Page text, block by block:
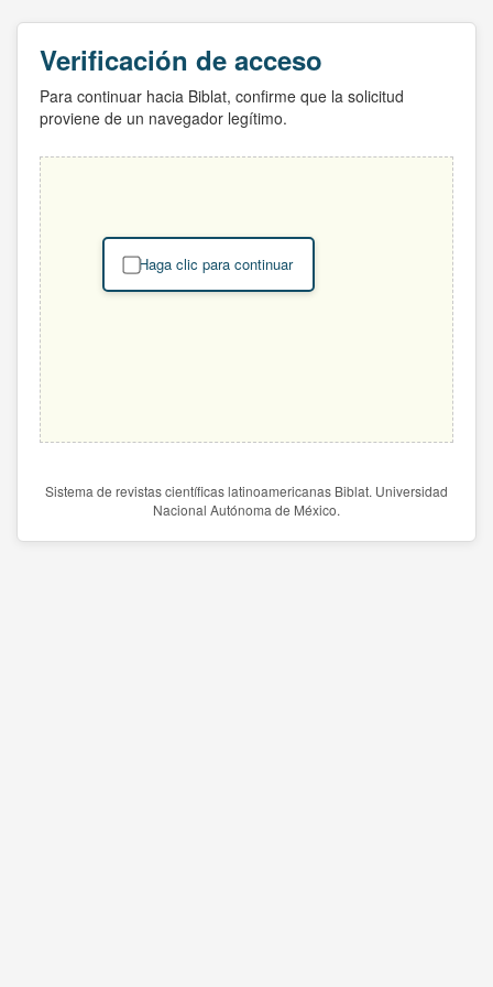
Verificación de acceso
Para continuar hacia Biblat, confirme que la solicitud
proviene de un navegador legítimo.
Haga clic para continuar
Sistema de revistas científicas latinoamericanas Biblat. Universidad
Nacional Autónoma de México.